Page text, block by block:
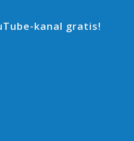
kanal gratis!